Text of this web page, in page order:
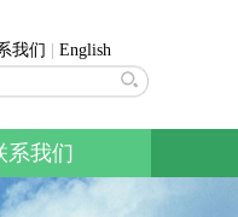
我们 English
系我们